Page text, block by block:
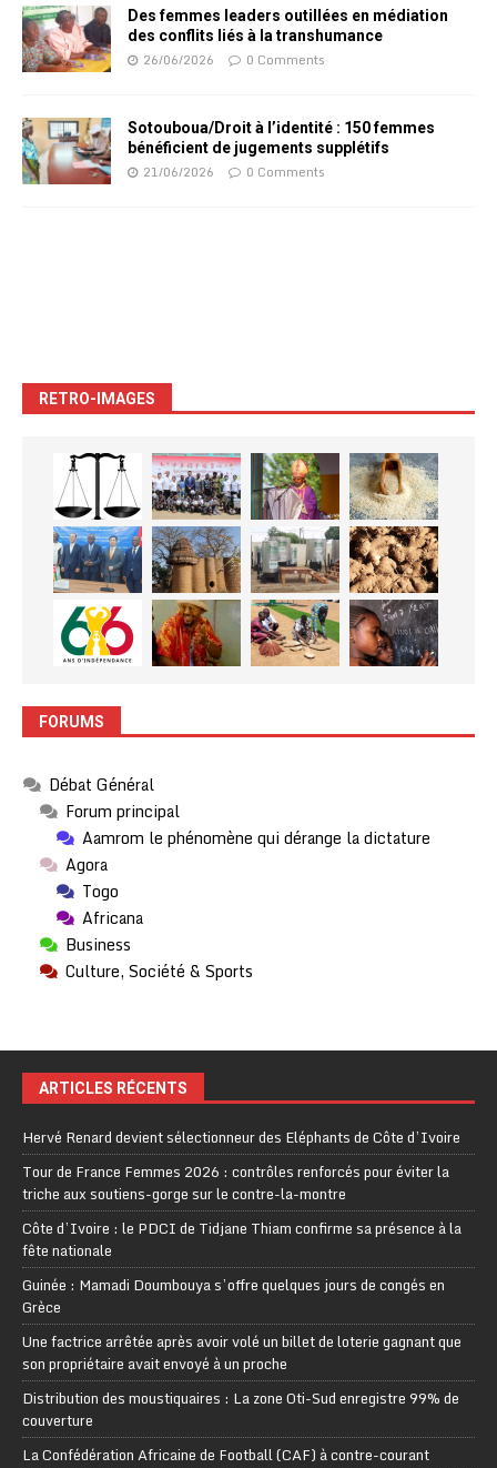
Des femmes leaders outillées en médiation
des conflits liés à la transhumance
26/06/2026 0 Comments
Sotouboua/Droit à l’identité : 150 femmes
bénéficient de jugements supplétifs
21/06/2026 0 Comments
RETRO-IMAGES
FORUMS
Débat Général
Forum principal
Aamrom le phénomène qui dérange la dictature
Agora
Togo
Africana
Business
Culture, Société & Sports
ARTICLES RÉCENTS
Hervé Renard devient sélectionneur des Eléphants de Côte d’Ivoire
Tour de France Femmes 2026 : contrôles renforcés pour éviter la
triche aux soutiens-gorge sur le contre-la-montre
Côte d’Ivoire : le PDCI de Tidjane Thiam confirme sa présence à la
fête nationale
Guinée : Mamadi Doumbouya s’offre quelques jours de congés en
Grèce
Une factrice arrêtée après avoir volé un billet de loterie gagnant que
son propriétaire avait envoyé à un proche
Distribution des moustiquaires : La zone Oti-Sud enregistre 99% de
couverture
La Confédération Africaine de Football (CAF) à contre-courant